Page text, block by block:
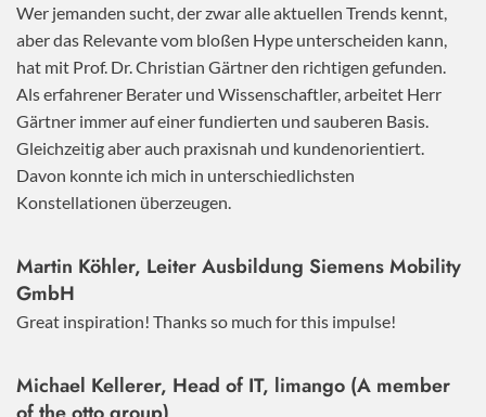
Wer jemanden sucht, der zwar alle aktuellen Trends kennt,
aber das Relevante vom bloßen Hype unterscheiden kann,
hat mit Prof. Dr. Christian Gärtner den richtigen gefunden.
Als erfahrener Berater und Wissenschaftler, arbeitet Herr
Gärtner immer auf einer fundierten und sauberen Basis.
Gleichzeitig aber auch praxisnah und kundenorientiert.
Davon konnte ich mich in unterschiedlichsten
Konstellationen überzeugen.
Martin Köhler, Leiter Ausbildung Siemens Mobility
GmbH
Great inspiration! Thanks so much for this impulse!
Michael Kellerer, Head of IT, limango (A member